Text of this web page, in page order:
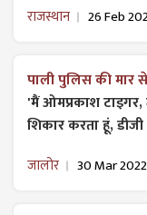
राजस्थान 26 Feb
पाली पुलिस की
'मैं ओमप्रकाश टाइगर,
शिकार करता हूं,
जालोर 30 Mar 2022